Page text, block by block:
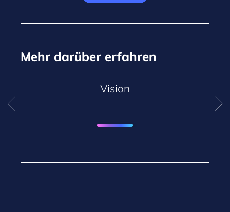
Mehr darüber erfahren
Vision